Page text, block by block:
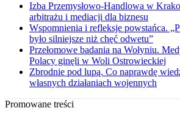
Izba Przemysłowo-Handlowa w
arbitrażu i mediacji dla biznesu
Wspomnienia i refleksje powstańca.
było silniejsze niż chęć odwetu”
Przełomowe badania na Wołyniu.
Polacy ginęli w Woli Ostrowieckiej
Zbrodnie pod lupą. Co naprawdę
własnych działaniach wojennych
Promowane treści